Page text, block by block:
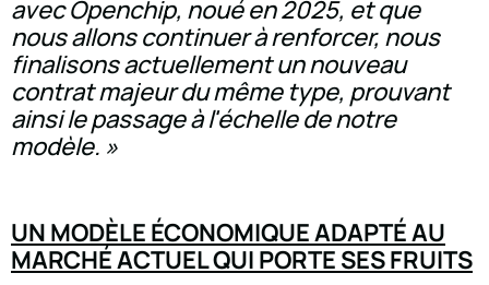
avec Openchip, noué en 2025, et que
nous allons continuer à renforcer, nous
finalisons actuellement un nouveau
contrat majeur du même type, prouvant
ainsi le passage à l'échelle de notre
modèle. »
UN MODÈLE ÉCONOMIQUE ADAPTÉ AU
MARCHÉ ACTUEL QUI PORTE SES FRUITS